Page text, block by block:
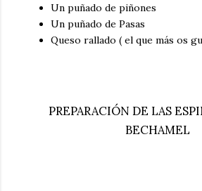
Un puñado de piñones
Un puñado de Pasas
Queso rallado ( el que más os
PREPARACIÓN DE LAS
BECHAMEL